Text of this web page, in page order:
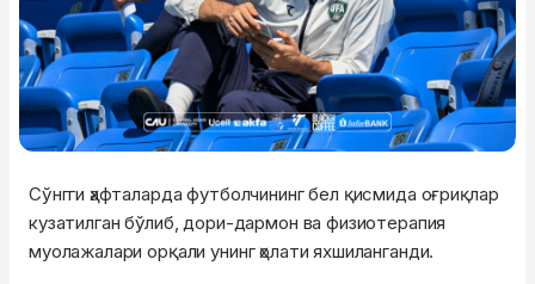
Сўнгги ҳафталарда футболчининг бел қисмида оғриқлар
кузатилган бўлиб, дори-дармон ва физиотерапия
муолажалари орқали унинг ҳолати яхшиланганди.